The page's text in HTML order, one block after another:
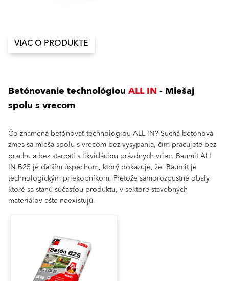
VIAC O PRODUKTE
Betónovanie technológiouALL IN- Miešaj
spolu s vrecom
Čo znamená betónovať technológiou ALL IN? Suchá betónová
zmes sa mieša spolu s vrecom bez vysypania, čím pracujete bez
prachu a bez starostí s likvidáciou prázdnych vriec. Baumit ALL
IN B25 je ďalším úspechom, ktorý dokazuje, že Baumit je
technologickým priekopníkom. Pretože samorozpustné obaly,
ktoré sa stanú súčasťou produktu, v sektore stavebných
materiálov ešte neexistujú.